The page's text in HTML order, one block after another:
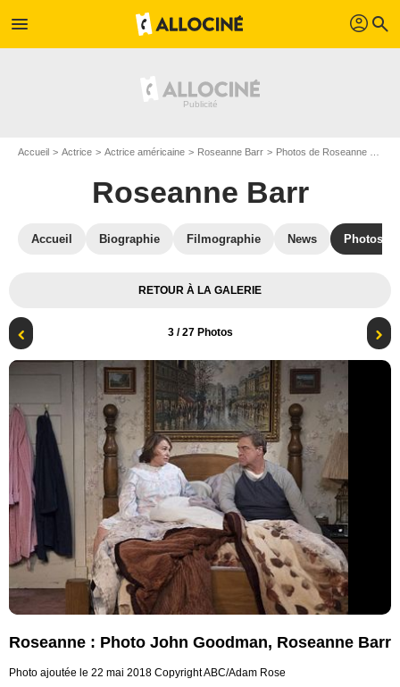
menu profil search
Accueil Actrice Actrice américaine Roseanne Barr Photos de Roseanne Barr
Roseanne Barr
Accueil Biographie Filmographie News Photos
RETOUR À LA GALERIE
3/ 27 Photos
Roseanne : Photo John Goodman, Roseanne Barr
Photo ajoutée le 22 mai 2018 Copyright ABC/Adam Rose